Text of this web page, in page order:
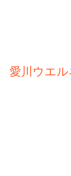
愛川ウエ